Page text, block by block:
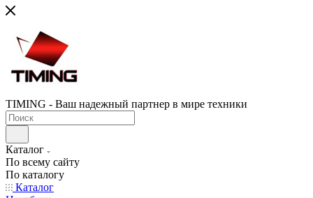
TIMING - Ваш надежный партнер в мире техники
Каталог
По всему сайту
По каталогу
Каталог